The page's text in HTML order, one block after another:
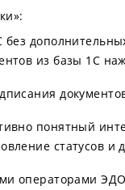
без
из базы 1С
понятный
статусов и
операторами